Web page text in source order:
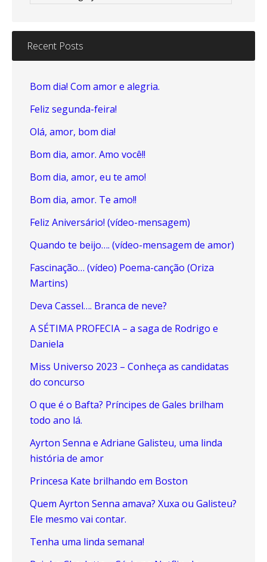
Recent Posts
Bom dia! Com amor e alegria.
Feliz segunda-feira!
Olá, amor, bom dia!
Bom dia, amor. Amo você!!
Bom dia, amor, eu te amo!
Bom dia, amor. Te amo!!
Feliz Aniversário! (vídeo-mensagem)
Quando te beijo…. (vídeo-mensagem de amor)
Fascinação… (vídeo) Poema-canção (Oriza
Martins)
Deva Cassel…. Branca de neve?
A SÉTIMA PROFECIA – a saga de Rodrigo e
Daniela
Miss Universo 2023 – Conheça as candidatas
do concurso
O que é o Bafta? Príncipes de Gales brilham
todo ano lá.
Ayrton Senna e Adriane Galisteu, uma linda
história de amor
Princesa Kate brilhando em Boston
Quem Ayrton Senna amava? Xuxa ou Galisteu?
Ele mesmo vai contar.
Tenha uma linda semana!